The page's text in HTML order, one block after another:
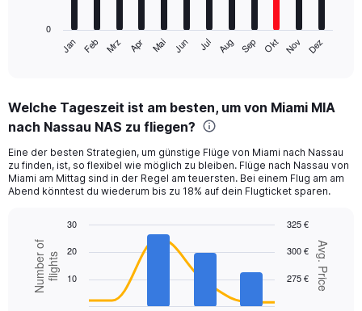
Range:
12
The
chart
has
displaying
values.
Range:
Jan Feb Mrz Apr Mai Jun Jul Aug Sep Okt Nov Dez
0
Welche Tageszeit ist am besten, um von Miami MIA
nach Nassau NAS zu fliegen?
Eine der besten Strategien, um günstige Flüge von Miami nach Nassau
zu finden, ist, so flexibel wie möglich zu bleiben. Flüge nach Nassau von
Miami am Mittag sind in der Regel am teuersten. Bei einem Flug am am
Abend könntest du wiederum bis zu 18% auf dein Flugticket sparen.
Combination
chart
with
data
Chart
graphic.
Avg. Price
Number offlights 275 €
300 €
325 €
10
20
30